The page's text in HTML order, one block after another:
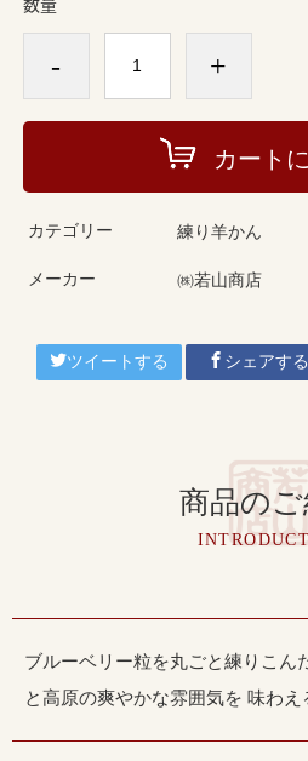
- +
カート
カテゴリー 練り羊かん
メーカー ㈱若山商店
ツイートする シェアする
商品の
ブルーベリー粒を丸ごと練りこん
と高原の爽やかな雰囲気を 味わえ